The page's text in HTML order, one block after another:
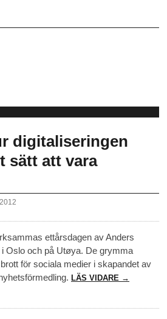
digitaliseringen
sätt att vara
ettårsdagen av Anders
Oslo och på Utøya. De grymma
för sociala medier i skapandet av
LÄS VIDARE →